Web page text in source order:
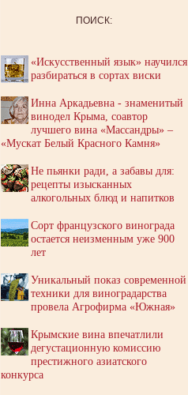
ПОИСК:
«Искусственный язык» научился
разбираться в сортах виски
Инна Аркадьевна - знаменитый
винодел Крыма, соавтор
лучшего вина «Массандры» –
«Мускат Белый Красного Камня»
Не пьянки ради, а забавы для:
рецепты изысканных
алкогольных блюд и напитков
Сорт французского винограда
остается неизменным уже 900
лет
Уникальный показ современной
техники для виноградарства
провела Агрофирма «Южная»
Крымские вина впечатлили
дегустационную комиссию
престижного азиатского
конкурса